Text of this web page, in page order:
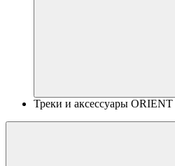
Треки и аксессуары ORIENT